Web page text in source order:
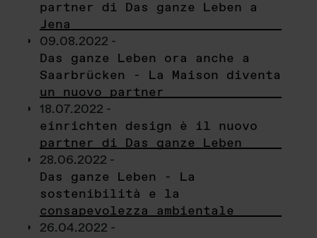
partner di Das ganze Leben a
Jena
09.08.2022 -
Das ganze Leben ora anche a
Saarbrücken - La Maison diventa
un nuovo partner
18.07.2022 -
einrichten design è il nuovo
partner di Das ganze Leben
28.06.2022 -
Das ganze Leben - La
sostenibilità e la
consapevolezza ambientale
26.04.2022 -